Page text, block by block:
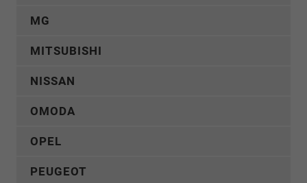
MG
MITSUBISHI
NISSAN
OMODA
OPEL
PEUGEOT